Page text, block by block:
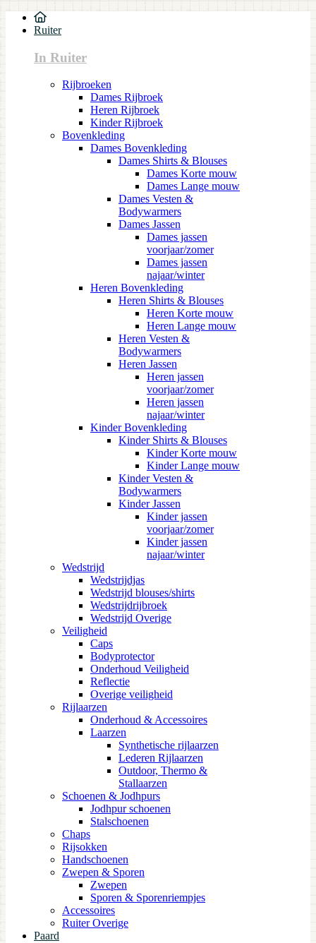
Ruiter
In Ruiter
Rijbroeken
Dames Rijbroek
Heren Rijbroek
Kinder Rijbroek
Bovenkleding
Dames Bovenkleding
Dames Shirts & Blouses
Dames Korte mouw
Dames Lange mouw
Dames Vesten &
Bodywarmers
Dames Jassen
Dames jassen
voorjaar/zomer
Dames jassen
najaar/winter
Heren Bovenkleding
Heren Shirts & Blouses
Heren Korte mouw
Heren Lange mouw
Heren Vesten &
Bodywarmers
Heren Jassen
Heren jassen
voorjaar/zomer
Heren jassen
najaar/winter
Kinder Bovenkleding
Kinder Shirts & Blouses
Kinder Korte mouw
Kinder Lange mouw
Kinder Vesten &
Bodywarmers
Kinder Jassen
Kinder jassen
voorjaar/zomer
Kinder jassen
najaar/winter
Wedstrijd
Wedstrijdjas
Wedstrijd blouses/shirts
Wedstrijdrijbroek
Wedstrijd Overige
Veiligheid
Caps
Bodyprotector
Onderhoud Veiligheid
Reflectie
Overige veiligheid
Rijlaarzen
Onderhoud & Accessoires
Laarzen
Synthetische rijlaarzen
Lederen Rijlaarzen
Outdoor, Thermo &
Stallaarzen
Schoenen & Jodhpurs
Jodhpur schoenen
Stalschoenen
Chaps
Rijsokken
Handschoenen
Zwepen & Sporen
Zwepen
Sporen & Sporenriempjes
Accessoires
Ruiter Overige
Paard